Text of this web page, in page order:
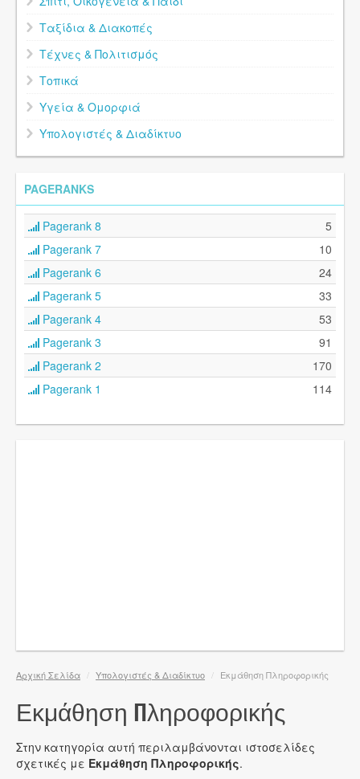
Ταξίδια & Διακοπές
Τέχνες & Πολιτισμός
Τοπικά
Υγεία & Ομορφιά
Υπολογιστές & Διαδίκτυο
PAGERANKS
Pagerank 8
5
Pagerank 7
10
Pagerank 6
24
Pagerank 5
33
Pagerank 4
53
Pagerank 3
91
Pagerank 2
170
Pagerank 1
114
Αρχική Σελίδα / Υπολογιστές & Διαδίκτυο / Εκμάθηση Πληροφορικής
Εκμάθηση Πληροφορικής
Στην κατηγορία αυτή περιλαμβάνονται ιστοσελίδες
σχετικές με Εκμάθηση Πληροφορικής.